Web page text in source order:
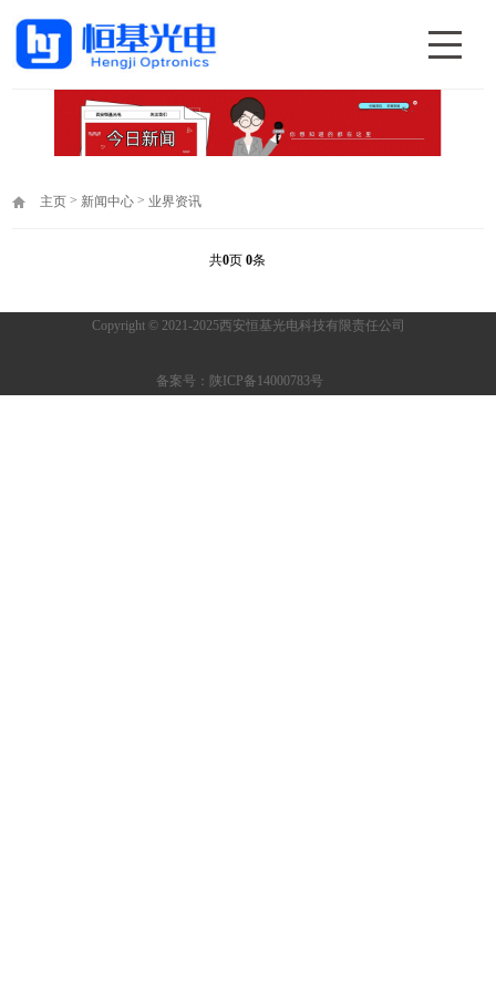
主页 > 新闻中心 >业界资讯
共0页 0条
Copyright © 2021-2025西安恒基光电科技有限责任公司
备案号：陕ICP备14000783号